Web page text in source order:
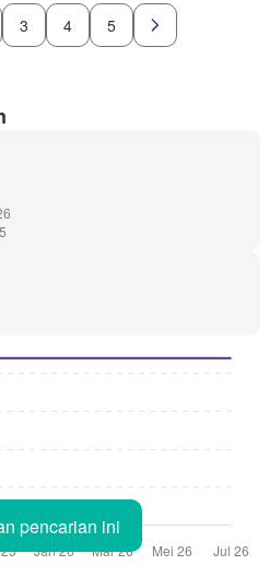
3 4 5
pencarian ini